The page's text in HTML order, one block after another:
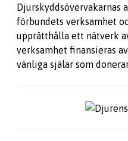
Djurskyddsövervakarnas
förbundets verksamhet
upprätthålla ett nätverk
verksamhet finansieras
vänliga själar som